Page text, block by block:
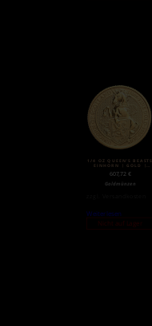
1/4 OZ QUEEN’S BEASTS
EINHORN | GOLD |
607,72 €
Goldmünzen
Weiterlesen
Nicht auf Lager